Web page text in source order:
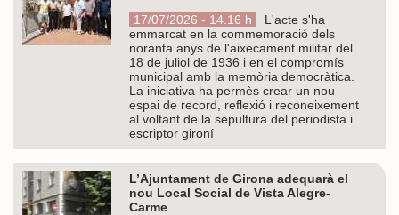
17/07/2026 - 14.16 h
L'acte s'ha
emmarcat en la commemoració dels
noranta anys de l'aixecament militar del
18 de juliol de 1936 i en el compromís
municipal amb la memòria democràtica.
La iniciativa ha permès crear un nou
espai de record, reflexió i reconeixement
al voltant de la sepultura del periodista i
escriptor gironí
L’Ajuntament de Girona adequarà el
nou Local Social de Vista Alegre-
Carme